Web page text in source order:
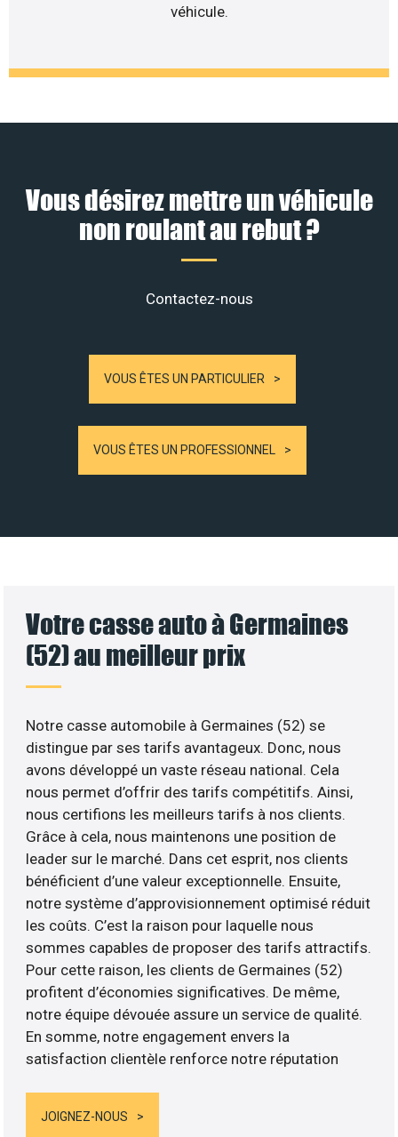
véhicule.
Vous désirez mettre un véhicule
non roulant au rebut ?
Contactez-nous
VOUS ÊTES UN PARTICULIER
VOUS ÊTES UN PROFESSIONNEL
Votre casse auto à Germaines
(52) au meilleur prix
Notre casse automobile à Germaines (52) se
distingue par ses tarifs avantageux. Donc, nous
avons développé un vaste réseau national. Cela
nous permet d’offrir des tarifs compétitifs. Ainsi,
nous certifions les meilleurs tarifs à nos clients.
Grâce à cela, nous maintenons une position de
leader sur le marché. Dans cet esprit, nos clients
bénéficient d’une valeur exceptionnelle. Ensuite,
notre système d’approvisionnement optimisé réduit
les coûts. C’est la raison pour laquelle nous
sommes capables de proposer des tarifs attractifs.
Pour cette raison, les clients de Germaines (52)
profitent d’économies significatives. De même,
notre équipe dévouée assure un service de qualité.
En somme, notre engagement envers la
satisfaction clientèle renforce notre réputation
JOIGNEZ-NOUS